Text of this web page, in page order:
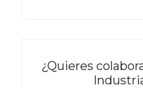
¿Quieres